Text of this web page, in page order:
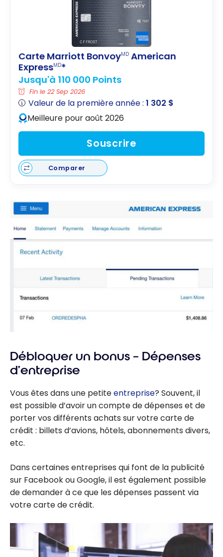
Carte Marriott BonvoyMD American
ExpressMD*
Jusqu'à 110 000 Points
Fin le 22 Sep 2026
Valeur de la première année :1 302 $
Meilleure pour août 2026
Souscrire
Comparer
Débloquer un bonus – Dépenses
d’entreprise
Vous êtes dans une petiteentreprise? Souvent, il
est possible d’avoir un compte de dépenses et de
porter vos différents achats sur votre carte de
crédit : billets d’avions, hôtels, abonnements divers,
etc.
Dans certaines entreprises qui font de la publicité
sur Facebook ou Google, il est également possible
de demander à ce que les dépenses passent via
votre carte de crédit.